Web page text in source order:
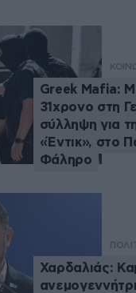
Greek Mafia:
31χρονο στη
σύλληψη για
«Έντικ», στο
Φάληρο
Χαρδαλιάς: